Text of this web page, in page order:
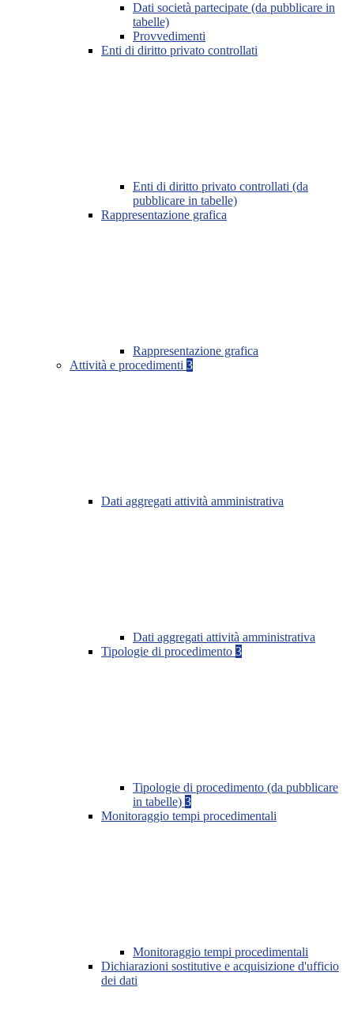
Dati società partecipate (da pubblicare in
tabelle)
Provvedimenti
Enti di diritto privato controllati
Enti di diritto privato controllati (da
pubblicare in tabelle)
Rappresentazione grafica
Rappresentazione grafica
Attività e procedimenti 3
Dati aggregati attività amministrativa
Dati aggregati attività amministrativa
Tipologie di procedimento 3
Tipologie di procedimento (da pubblicare
in tabelle) 3
Monitoraggio tempi procedimentali
Monitoraggio tempi procedimentali
Dichiarazioni sostitutive e acquisizione d'ufficio
dei dati